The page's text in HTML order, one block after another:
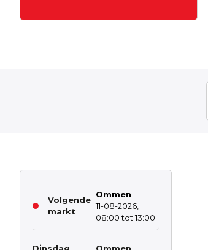
Volgende
markt
Ommen
11-08-2026,
08:00 tot 13:00
Dinsdag
Ommen